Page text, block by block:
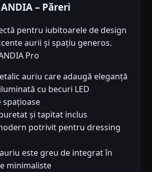
– Păreri
pentru iubitoarele de design
aurii și spațiu generos.
Pro
auriu care adaugă eleganță
cu becuri LED
spațioase
și tapitat inclus
potrivit pentru dressing
este greu de integrat în
minimaliste